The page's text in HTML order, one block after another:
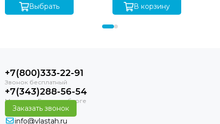
Выбрать В корзину
+7(800)333-22-91
+7(343)288-56-54
Заказать звонок
info@vlastah.ru